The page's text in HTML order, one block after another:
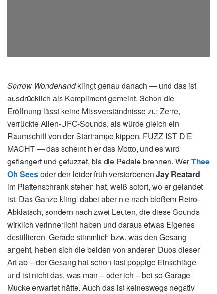
Sorrow Wonderlandklingt genau danach — und das ist
ausdrücklich als Kompliment gemeint. Schon die
Eröffnung lässt keine Missverständnisse zu: Zerre,
verrückte Alien-UFO-Sounds, als würde gleich ein
Raumschiff von der Startrampe kippen. FUZZ IST DIE
MACHT — das scheint hier das Motto, und es wird
geflangert und gefuzzet, bis die Pedale brennen. WerThee
Oh Seesoder den leider früh verstorbenen Jay Reatard
im Plattenschrank stehen hat, weiß sofort, wo er gelandet
ist. Das Ganze klingt dabei aber nie nach bloßem Retro-
Abklatsch, sondern nach zwei Leuten, die diese Sounds
wirklich verinnerlicht haben und daraus etwas Eigenes
destillieren. Gerade stimmlich bzw. was den Gesang
angeht, heben sich die beiden von anderen Duos dieser
Art ab – der Gesang hat schon fast poppige Einschläge
und ist nicht das, was man – oder ich – bei so Garage-
Mucke erwartet hätte. Auch das ist keineswegs negativ